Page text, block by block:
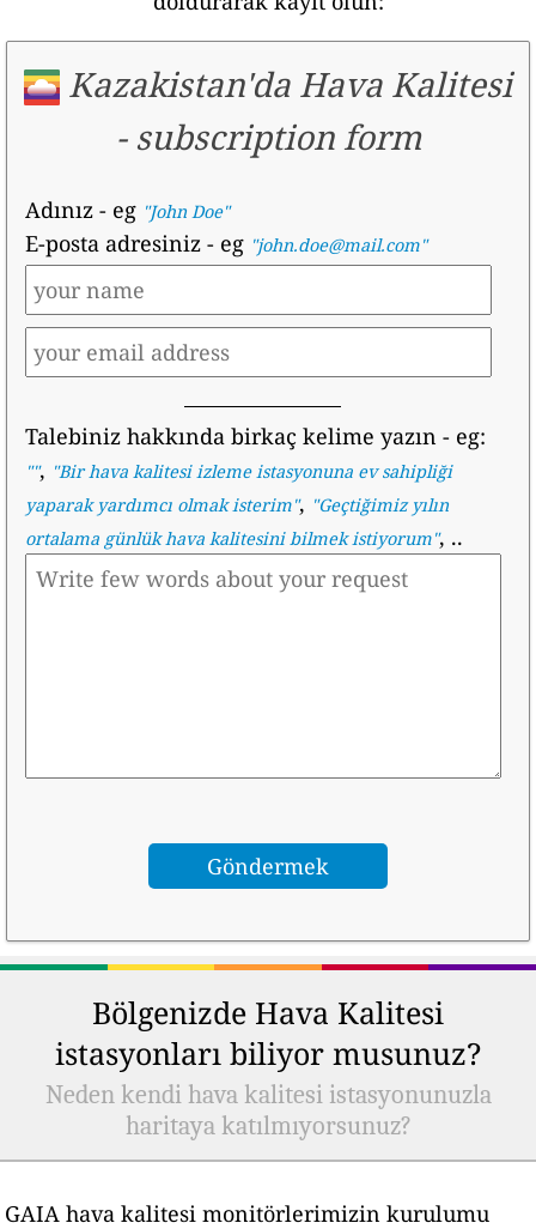
Kazakistan'da Hava Kalitesi
- subscription form
Adınız- eg "John Doe"
E-posta adresiniz- eg "john.doe@mail.com"
Talebiniz hakkında birkaç kelime yazın - eg:
"", "Bir hava kalitesi izleme istasyonuna ev sahipliği
yaparak yardımcı olmak isterim", "Geçtiğimiz yılın
ortalama günlük hava kalitesini bilmek istiyorum", ..
Bölgenizde Hava Kalitesi
istasyonları biliyor musunuz?
Neden kendi hava kalitesi istasyonunuzla
haritaya katılmıyorsunuz?
GAIA hava kalitesi monitörlerimizin kurulumu